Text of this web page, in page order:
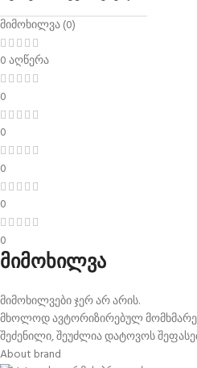
მიმოხილვა (0)
0 აღწერა
0
0
0
0
0
მიმოხილვა
მიმოხილვები ჯერ არ არის.
მხოლოდ ავტორიზირებულ
შეძენილი, შეუძლია დატოვოს
About brand